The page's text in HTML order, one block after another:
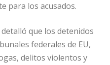
para los acusados.
que los detenidos
federales de EU,
delitos violentos y